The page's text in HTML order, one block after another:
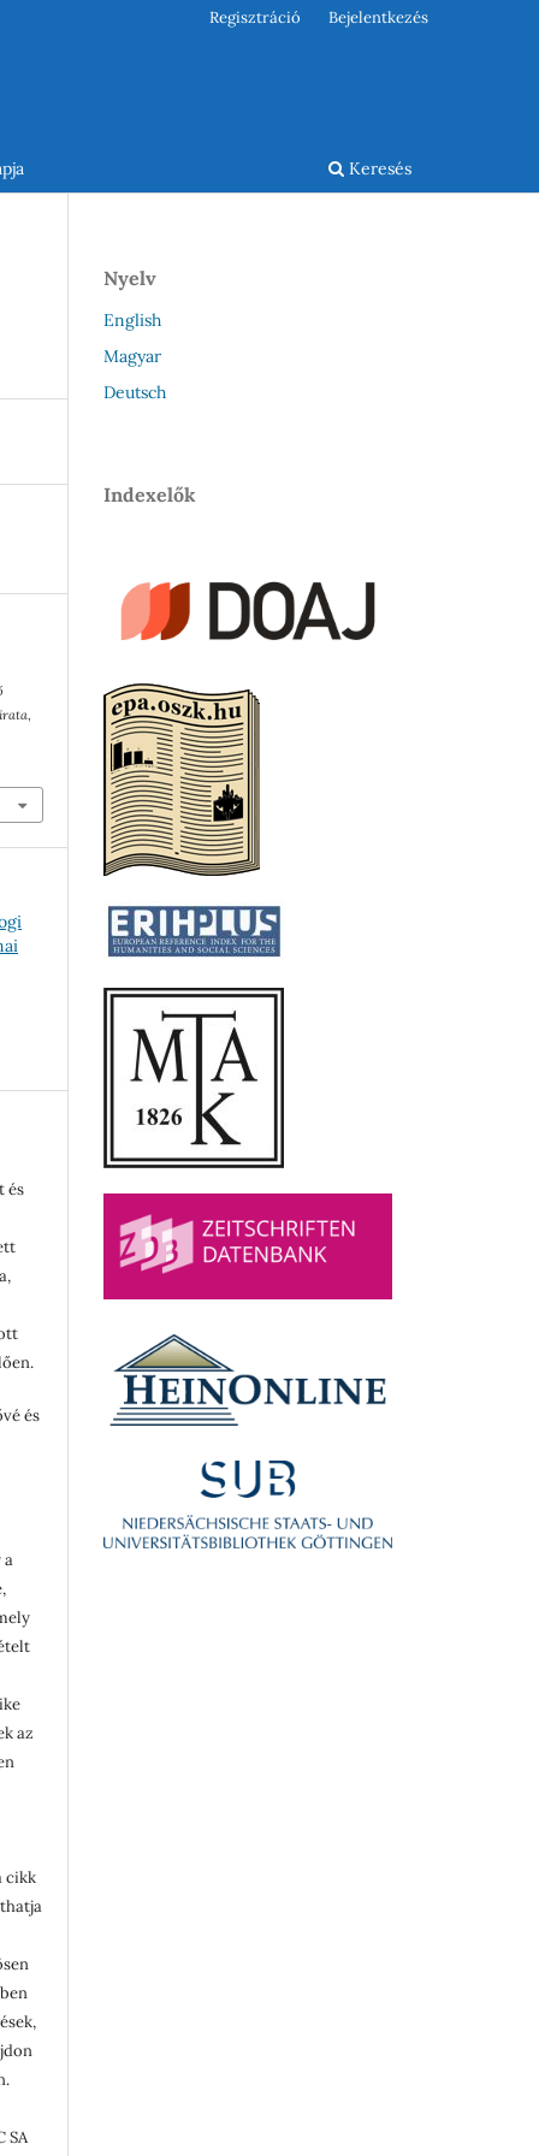
Keresés
Regisztráció Bejelentkezés
,
és
és
a
az
cikk
SA
Nyelv
English
Magyar
Deutsch
Indexelők